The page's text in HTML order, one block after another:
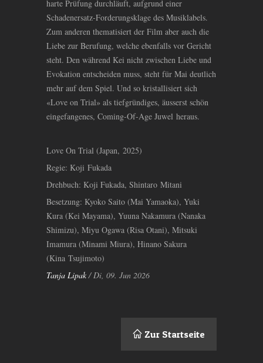
harte Prüfung durchläuft, aufgrund einer
Schadenersatz-Forderungsklage des Musiklabels.
Zum anderen thematisiert der Film aber auch die
Liebe zur Berufung, welche ebenfalls vor Gericht
steht. Den während Kei nicht zwischen Liebe und
Evokation entscheiden muss, steht für Mai deutlich
mehr auf dem Spiel. Und so kristallisiert sich
«Love on Trial» als tiefgründiges, äusserst schön
eingefangenes, Coming-Of-Age Juwel heraus.
Love On Trial (Japan, 2025)
Regie: Koji Fukada
Drehbuch: Koji Fukada, Shintaro Mitani
Besetzung: Kyoko Saito (Mai Yamaoka), Yuki
Kura (Kei Mayama), Yuuna Nakamura (Nanaka
Shimizu), Miyu Ogawa (Risa Otani), Mitsuki
Imamura (Minami Miura), Hinano Sakura
(Kina Tsujimoto)
Tanja Lipak/ Di, 09. Jun 2026
Zur Startseite